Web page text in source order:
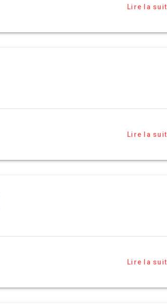
Lire la
Lire la
Lire la